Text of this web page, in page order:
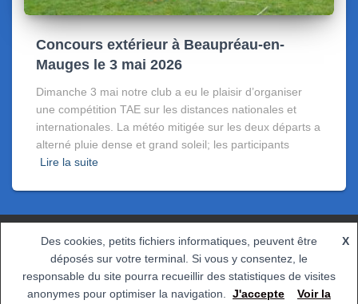
Concours extérieur à Beaupréau-en-
Mauges le 3 mai 2026
Dimanche 3 mai notre club a eu le plaisir d’organiser
une compétition TAE sur les distances nationales et
internationales. La météo mitigée sur les deux départs a
alterné pluie dense et grand soleil; les participants
Lire la suite
CONTACT POLITIQUE DE CONFIDENTIALITÉ
Hestia | Développé parThemeIsle
Des cookies, petits fichiers informatiques, peuvent être
déposés sur votre terminal. Si vous y consentez, le
responsable du site pourra recueillir des statistiques de visites
anonymes pour optimiser la navigation.
X
J'accepte Voir la